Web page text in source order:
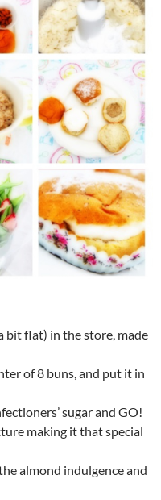
bit flat) in the store, made
of 8 buns, and put it in
sugar and GO!
making it that special
almond indulgence and